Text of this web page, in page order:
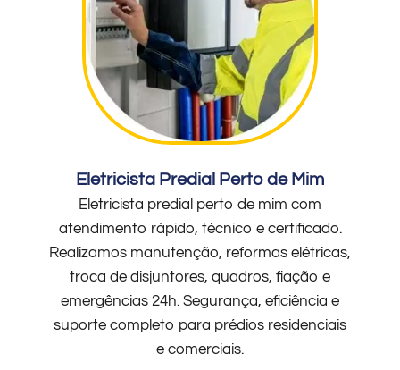
Eletricista Predial Perto de Mim
Eletricista predial perto de mim com
atendimento rápido, técnico e certificado.
Realizamos manutenção, reformas elétricas,
troca de disjuntores, quadros, fiação e
emergências 24h. Segurança, eficiência e
suporte completo para prédios residenciais
e comerciais.